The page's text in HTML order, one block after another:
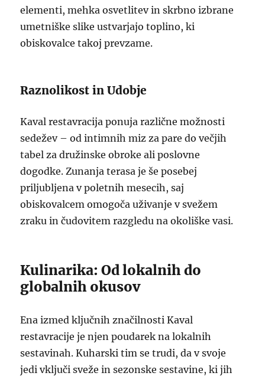
elementi, mehka osvetlitev in skrbno izbrane
umetniške slike ustvarjajo toplino, ki
obiskovalce takoj prevzame.
Raznolikost in Udobje
Kaval restavracija ponuja različne možnosti
sedežev – od intimnih miz za pare do večjih
tabel za družinske obroke ali poslovne
dogodke. Zunanja terasa je še posebej
priljubljena v poletnih mesecih, saj
obiskovalcem omogoča uživanje v svežem
zraku in čudovitem razgledu na okoliške vasi.
Kulinarika: Od lokalnih do
globalnih okusov
Ena izmed ključnih značilnosti Kaval
restavracije je njen poudarek na lokalnih
sestavinah. Kuharski tim se trudi, da v svoje
jedi vključi sveže in sezonske sestavine, ki jih